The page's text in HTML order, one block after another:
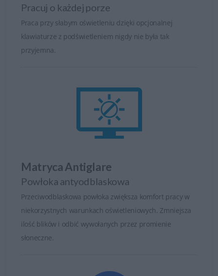
Pracuj o każdej porze
Praca przy słabym oświetleniu dzięki opcjonalnej
klawiaturze z podświetleniem nigdy nie była tak
przyjemna.
Matryca Antiglare
Powłoka antyodblaskowa
Przeciwodblaskowa powłoka zwiększa komfort pracy w
niekorzystnych warunkach oświetleniowych. Zmniejsza
ilość blików i odbić wywołanych przez promienie
słoneczne.